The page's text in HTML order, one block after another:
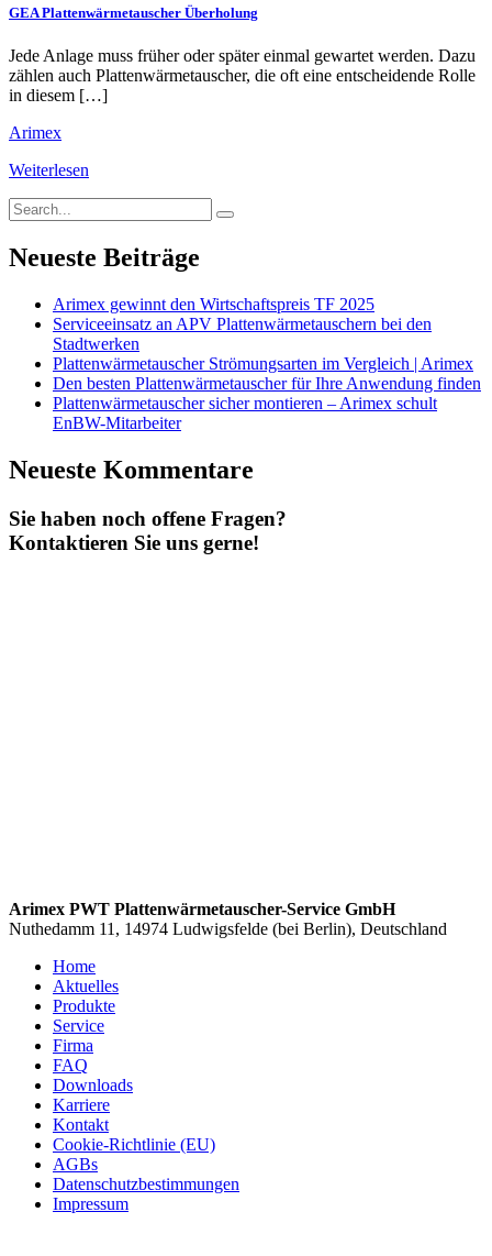
GEA Plattenwärmetauscher Überholung
Jede Anlage muss früher oder später einmal gewartet werden. Dazu
zählen auch Plattenwärmetauscher, die oft eine entscheidende Rolle
in diesem […]
Arimex
Weiterlesen
Neueste Beiträge
Arimex gewinnt den Wirtschaftspreis TF 2025
Serviceeinsatz an APV Plattenwärmetauschern bei den
Stadtwerken
Plattenwärmetauscher Strömungsarten im Vergleich | Arimex
Den besten Plattenwärmetauscher für Ihre Anwendung finden
Plattenwärmetauscher sicher montieren – Arimex schult
EnBW-Mitarbeiter
Neueste Kommentare
Sie haben noch offene Fragen?
Kontaktieren Sie uns gerne!
Arimex PWT Plattenwärmetauscher-Service GmbH
Nuthedamm 11, 14974 Ludwigsfelde (bei Berlin), Deutschland
Home
Aktuelles
Produkte
Service
Firma
FAQ
Downloads
Karriere
Kontakt
Cookie-Richtlinie (EU)
AGBs
Datenschutzbestimmungen
Impressum